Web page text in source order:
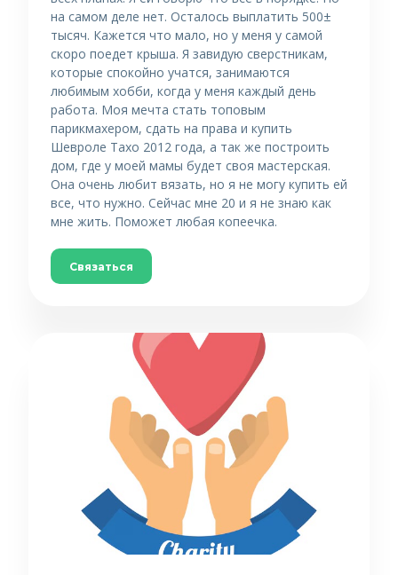
на самом деле нет. Осталось выплатить 500±
тысяч. Кажется что мало, но у меня у самой
скоро поедет крыша. Я завидую сверстникам,
которые спокойно учатся, занимаются
любимым хобби, когда у меня каждый день
работа. Моя мечта стать топовым
парикмахером, сдать на права и купить
Шевроле Тахо 2012 года, а так же построить
дом, где у моей мамы будет своя мастерская.
Она очень любит вязать, но я не могу купить ей
все, что нужно. Сейчас мне 20 и я не знаю как
мне жить. Поможет любая копеечка.
Связаться